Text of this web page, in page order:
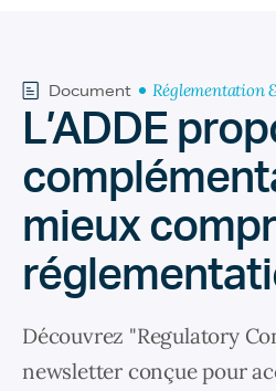
Document Réglementation
L’ADDE
mieux
Découvrez "Regulatory
newsletter conçue pour